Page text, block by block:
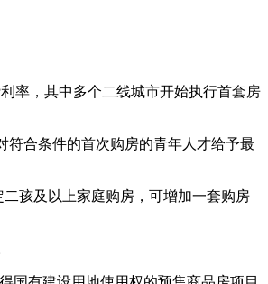
率，其中多个二线城市开始执行首套房
合条件的首次购房的青年人才给予最
孩及以上家庭购房，可增加一套购房